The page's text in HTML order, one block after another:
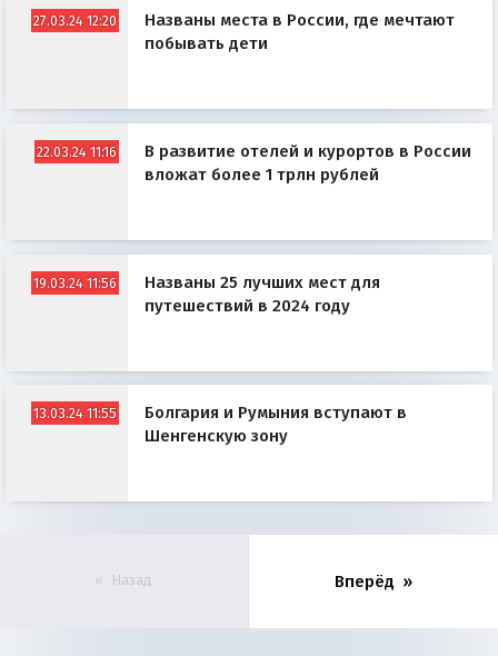
27.03.24 12:20
Названы места в России, где мечтают
побывать дети
22.03.24 11:16
В развитие отелей и курортов в России
вложат более 1 трлн рублей
19.03.24 11:56
Названы 25 лучших мест для
путешествий в 2024 году
13.03.24 11:55
Болгария и Румыния вступают в
Шенгенскую зону
Назад Вперёд